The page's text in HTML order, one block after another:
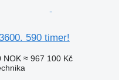
590 timer!
NOK ≈ 967 100 Kč